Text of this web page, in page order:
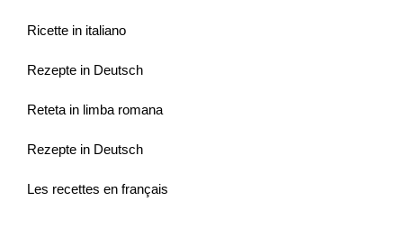
Ricette in italiano
Rezepte in Deutsch
Reteta in limba romana
Rezepte in Deutsch
Les recettes en français